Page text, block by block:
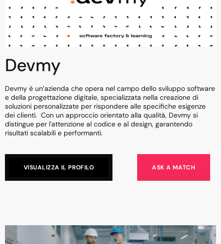
Devmy
Devmy è un’azienda che opera nel campo dello sviluppo software
e della progettazione digitale, specializzata nella creazione di
soluzioni personalizzate per rispondere alle specifiche esigenze
dei clienti. Con un approccio orientato alla qualità, Devmy si
distingue per l'attenzione al codice e al design, garantendo
risultati scalabili e performanti.
VISUALIZZA IL PROFILO ASK A MATCH